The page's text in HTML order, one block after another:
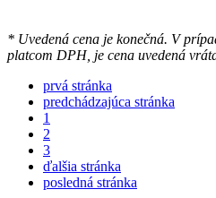
* Uvedená cena je konečná. V
platcom DPH, je cena uvedená
prvá stránka
predchádzajúca stránka
1
2
3
ďalšia stránka
posledná stránka